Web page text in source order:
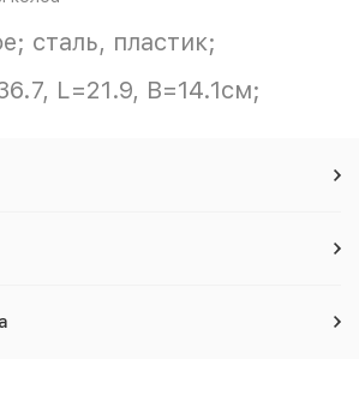
сталь, пластик;
L=21.9, B=14.1см;